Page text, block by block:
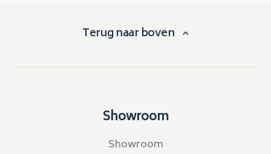
Terug naar boven
Showroom
Showroom